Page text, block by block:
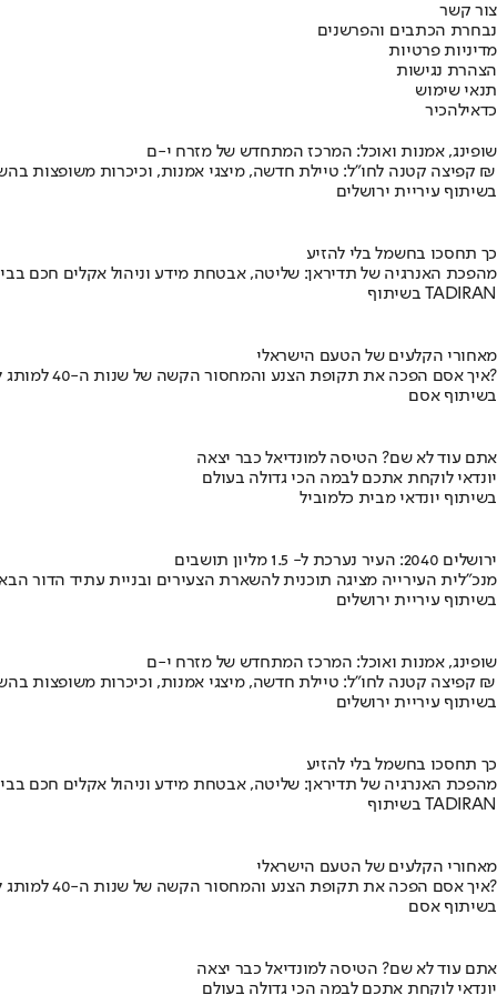
צור קשר
נבחרת הכתבים והפרשנים
מדיניות פרטיות
הצהרת נגישות
תנאי שימוש
כדאילהכיר
שופינג, אמנות ואוכל: המרכז המתחדש של מזרח י-ם
קפיצה קטנה לחו"ל: טיילת חדשה, מיצגי אמנות, וכיכרות משופצות בהשקעה של 100 מיליון ₪
בשיתוף עיריית ירושלים
כך תחסכו בחשמל בלי להזיע
מהפכת האנרגיה של תדיראן: שליטה, אבטחת מידע וניהול אקלים חכם
בשיתוף TADIRAN
מאחורי הקלעים של הטעם הישראלי
איך אסם הפכה את תקופת הצנע והמחסור הקשה של שנות ה-40 למותג לאומי?
בשיתוף אסם
אתם עוד לא שם? הטיסה למונדיאל כבר יצאה
יונדאי לוקחת אתכם לבמה הכי גדולה בעולם
בשיתוף יונדאי מבית כלמוביל
ירושלים 2040: העיר נערכת ל- 1.5 מליון תושבים
מנכ"לית העירייה מציגה תוכנית להשארת הצעירים ובניית עתיד הדור
בשיתוף עיריית ירושלים
שופינג, אמנות ואוכל: המרכז המתחדש של מזרח י-ם
קפיצה קטנה לחו"ל: טיילת חדשה, מיצגי אמנות, וכיכרות משופצות בהשקעה של 100 מיליון ₪
בשיתוף עיריית ירושלים
כך תחסכו בחשמל בלי להזיע
מהפכת האנרגיה של תדיראן: שליטה, אבטחת מידע וניהול אקלים חכם
בשיתוף TADIRAN
מאחורי הקלעים של הטעם הישראלי
איך אסם הפכה את תקופת הצנע והמחסור הקשה של שנות ה-40 למותג לאומי?
בשיתוף אסם
אתם עוד לא שם? הטיסה למונדיאל כבר יצאה
יונדאי לוקחת אתכם לבמה הכי גדולה בעולם